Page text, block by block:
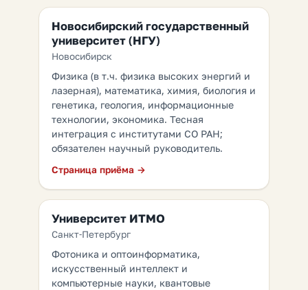
Новосибирский государственный
университет (НГУ)
Новосибирск
Физика (в т.ч. физика высоких энергий и
лазерная), математика, химия, биология и
генетика, геология, информационные
технологии, экономика. Тесная
интеграция с институтами СО РАН;
обязателен научный руководитель.
Страница приёма →
Университет ИТМО
Санкт-Петербург
Фотоника и оптоинформатика,
искусственный интеллект и
компьютерные науки, квантовые